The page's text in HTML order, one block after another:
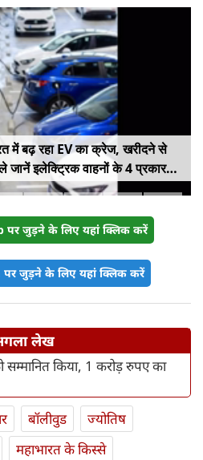
में बढ़ रहा EV का क्रेज, खरीदने से
जानें इलेक्ट्रिक वाहनों के 4 प्रकार
इनके फायदे
पर जुड़ने के लिए यहां क्लिक करें
पर जुड़ने के लिए यहां क्लिक करें
लेख
सम्मानित किया, 1 करोड़ रुपए का
बॉलीवुड
ज्योतिष
महाभारत के किस्से